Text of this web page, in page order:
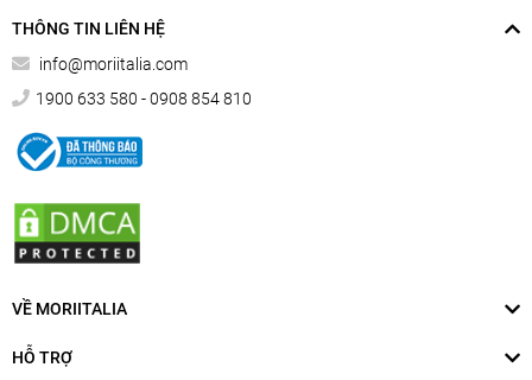
THÔNG TIN LIÊN HỆ
info@moriitalia.com
1900 633 580 - 0908 854 810
VỀ MORIITALIA
HỖ TRỢ